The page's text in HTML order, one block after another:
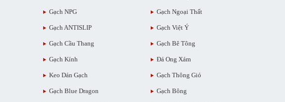
Gạch NPG Gạch Ngoại Thất
Gạch ANTISLIP Gạch Việt Ý
Gạch Cầu Thang Gạch Bê Tông
Gạch Kính Đá Ong Xám
Keo Dán Gạch Gạch Thông Gió
Gạch Blue Dragon Gạch Bông